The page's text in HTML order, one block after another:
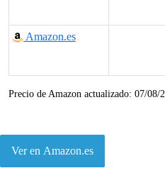
Amazon.es
Precio de Amazon actualizado: 07/08/
Ver en Amazon.es